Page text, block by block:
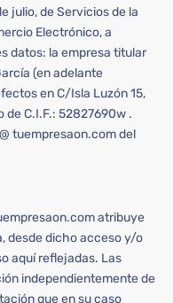
julio, de Servicios de la
Electrónico, a
datos: la empresa titular
(en adelante
en C/Isla Luzón 15,
C.I.F.: 52827690w .
tuempresaon.com del
atribuye
desde dicho acceso y/o
aquí reflejadas. Las
independientemente de
que en su caso